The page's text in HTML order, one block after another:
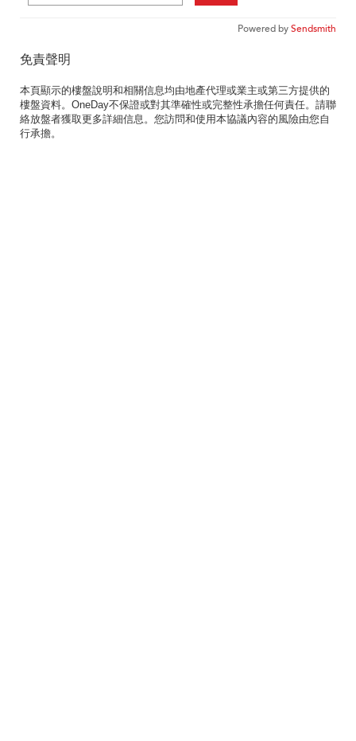
Powered bySendsmith
免責聲明
本頁顯示的樓盤說明和相關信息均由地產代理或業主或第三方提供的
樓盤資料。OneDay不保證或對其準確性或完整性承擔任何責任。請聯
絡放盤者獲取更多詳細信息。您訪問和使用本協議內容的風險由您自
行承擔。